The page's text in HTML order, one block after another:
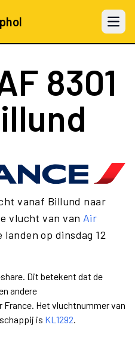
Open
8301
vanaf Billund naar
vlucht van van Air
landen op dinsdag 12
Dit betekent dat de
andere
Het vluchtnummer van
is KL1292.